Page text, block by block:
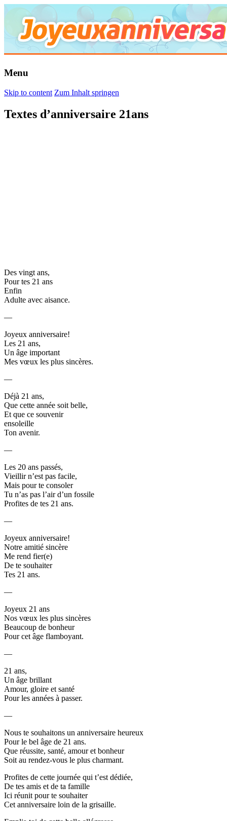
Menu
Skip to content Zum Inhalt springen
Textes d’anniversaire 21ans
Des vingt ans,
Pour tes 21 ans
Enfin
Adulte avec aisance.
—
Joyeux anniversaire!
Les 21 ans,
Un âge important
Mes vœux les plus sincères.
—
Déjà 21 ans,
Que cette année soit belle,
Et que ce souvenir
ensoleille
Ton avenir.
—
Les 20 ans passés,
Vieillir n’est pas facile,
Mais pour te consoler
Tu n’as pas l’air d’un fossile
Profites de tes 21 ans.
—
Joyeux anniversaire!
Notre amitié sincère
Me rend fier(e)
De te souhaiter
Tes 21 ans.
—
Joyeux 21 ans
Nos vœux les plus sincères
Beaucoup de bonheur
Pour cet âge flamboyant.
—
21 ans,
Un âge brillant
Amour, gloire et santé
Pour les années à passer.
—
Nous te souhaitons un anniversaire heureux
Pour le bel âge de 21 ans.
Que réussite, santé, amour et bonheur
Soit au rendez-vous le plus charmant.
Profites de cette journée qui t’est dédiée,
De tes amis et de ta famille
Ici réunit pour te souhaiter
Cet anniversaire loin de la grisaille.